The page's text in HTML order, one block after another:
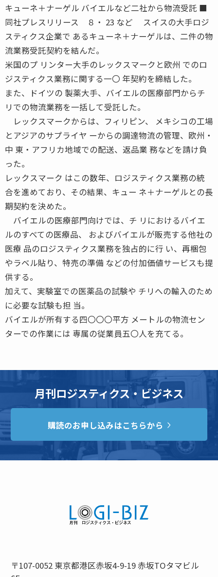
キューネ＋ナーゲル バイエルなど二社から物流受託 ■
同社プレスリリース ８・ 23 など スイスの大手ロジ
スティクス企業で あるキューネ＋ナーゲルは、二件の物
流業務受託契約を結んだ。
米国のプ リンター大手のレックスマークと欧州 でのロ
ジスティクス業務に関する一〇 年契約を締結した。
また、ドイツの 製薬大手、バイエルの医療部門からチ
リでの物流業務を一括して受託した。
レックスマークからは、フィリピン、 メキシコの工場
とアジアのサプライヤ ーからの調達物流の管理、欧州・
中 東・アフリカ地域での配送、返品業 務などを請け負
った。
レックスマーク はこの数年、ロジスティクス業務の統
合を進めており、その結果、キュー ネ＋ナーゲルとの長
期契約を決めた。
バイエルの医療部門向けでは、チ リにおけるバイエ
ルのすべての医療品、 およびバイエルが販売する他社の
医療 品のロジスティクス業務を独占的に行 い、再梱包
やラベル貼り、特売の準備 などの付加価値サービスも提
供する。
加えて、実験室での医薬品の試験や チリへの輸入のため
に必要な試験も担 当。
バイエルが所有する四〇〇〇平方 メートルの物流セン
ターでの作業には 専属の従業員五〇人を充てる。
月刊ロジスティクス・ビジネス
購読のお申し込みはこちらから
〒107-0052 東京都港区赤坂4-9-19 赤坂TOタマビル